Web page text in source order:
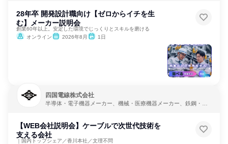
28年卒 開発設計職向け【ゼロからイチを生
む】メーカー説明会
創業60年以上。安定した環境でじっくりとスキルを磨ける
オンライン
2026年8月 1日
四国電線株式会社
半導体・電子機器メーカー、機械・医療機器メーカー、鉄鋼・金
【WEB会社説明会】ケーブルで次世代技術を
支える会社
｜国内トップシェア／香川本社／文理不問